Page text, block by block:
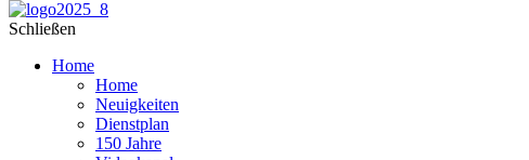
Schließen
Home
Home
Neuigkeiten
Dienstplan
150 Jahre